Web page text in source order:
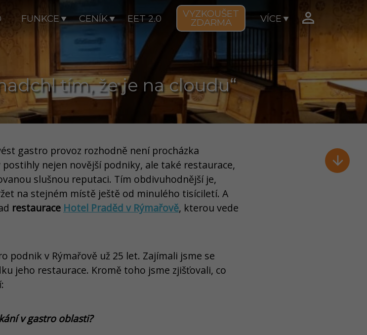
FUNKCE CENÍK EET 2.0 VYZKOUŠET
ZDARMA VÍCE


tím, že je na cloudu“
gastro provoz rozhodně není procházka
nejen novější podniky, ale také restaurace,
slušnou reputaci. Tím obdivuhodnější je,
na stejném místě ještě od minulého tisíciletí. A
restaurace Hotel Praděd v Rýmařově, kterou vede
podnik v Rýmařově už 25 let. Zajímali jsme se
jeho restaurace. Kromě toho jsme zjišťovali, co
v gastro oblasti?